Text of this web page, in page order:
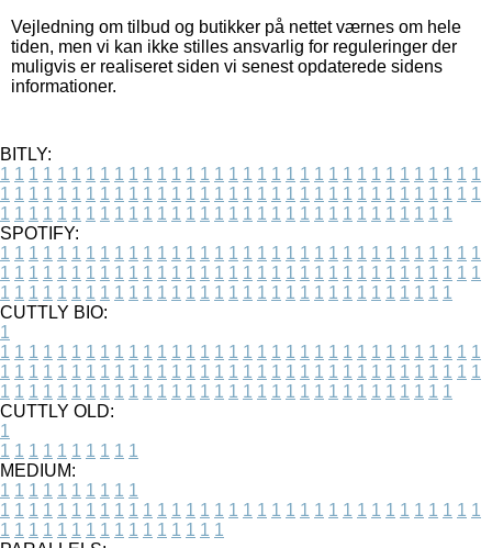
Vejledning om tilbud og butikker på nettet værnes om hele
tiden, men vi kan ikke stilles ansvarlig for reguleringer der
muligvis er realiseret siden vi senest opdaterede sidens
informationer.
BITLY:
1 1 1 1 1 1 1 1 1 1 1 1 1 1 1 1 1 1 1 1 1 1 1 1 1 1 1 1 1 1 1 1 1 1
1 1 1 1 1 1 1 1 1 1 1 1 1 1 1 1 1 1 1 1 1 1 1 1 1 1 1 1 1 1 1 1 1 1
1 1 1 1 1 1 1 1 1 1 1 1 1 1 1 1 1 1 1 1 1 1 1 1 1 1 1 1 1 1 1 1
SPOTIFY:
1 1 1 1 1 1 1 1 1 1 1 1 1 1 1 1 1 1 1 1 1 1 1 1 1 1 1 1 1 1 1 1 1 1
1 1 1 1 1 1 1 1 1 1 1 1 1 1 1 1 1 1 1 1 1 1 1 1 1 1 1 1 1 1 1 1 1 1
1 1 1 1 1 1 1 1 1 1 1 1 1 1 1 1 1 1 1 1 1 1 1 1 1 1 1 1 1 1 1 1
CUTTLY BIO:
1
1 1 1 1 1 1 1 1 1 1 1 1 1 1 1 1 1 1 1 1 1 1 1 1 1 1 1 1 1 1 1 1 1 1
1 1 1 1 1 1 1 1 1 1 1 1 1 1 1 1 1 1 1 1 1 1 1 1 1 1 1 1 1 1 1 1 1 1
1 1 1 1 1 1 1 1 1 1 1 1 1 1 1 1 1 1 1 1 1 1 1 1 1 1 1 1 1 1 1 1
CUTTLY OLD:
1
1 1 1 1 1 1 1 1 1 1
MEDIUM:
1 1 1 1 1 1 1 1 1 1
1 1 1 1 1 1 1 1 1 1 1 1 1 1 1 1 1 1 1 1 1 1 1 1 1 1 1 1 1 1 1 1 1 1
1 1 1 1 1 1 1 1 1 1 1 1 1 1 1 1